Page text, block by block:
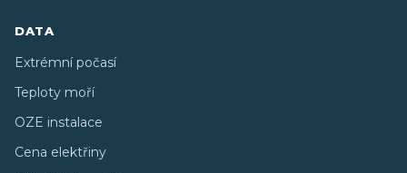
DATA
Extrémní počasí
Teploty moří
OZE instalace
Cena elektřiny